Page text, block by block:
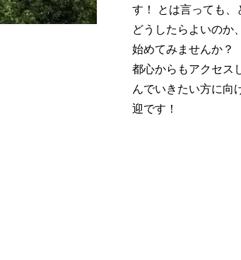
す！ とは言っても
どうしたらよいのか
始めてみませんか？
都心からもアクセス
んでいきたい方に向
迎です！